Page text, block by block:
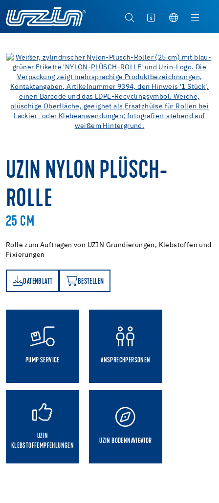
UZIN NYLON PLÜSCH-
ROLLE
25 CM
Rolle zum Auftragen von UZIN Grundierungen, Klebstoffen und
Fixierungen
DATENBLATT BESTELLEN
BESTELLEN
PUMP SERVICE ANSPRECHPERSONEN
UZIN
KLEBSTOFFEMPFEHLUNGEN
UZIN BODENNAVIGATOR